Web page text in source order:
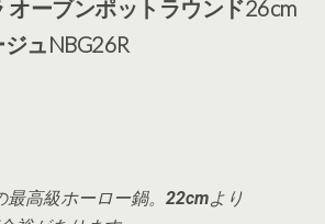
オーブンポットラウンド26cm
ュNBG26R
最高級ホーロー鍋。 22cmより